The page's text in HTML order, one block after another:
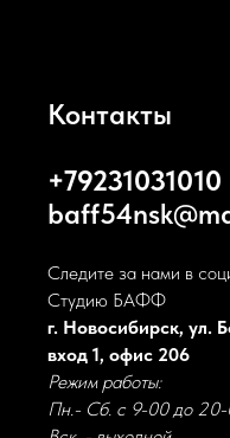
Контакты
+79231031010
Следите за нами в
Студию БАФФ
г. Новосибирск, ул.
вход 1, офис 206
Режим работы:
Пн.- Сб. с 9-00 до